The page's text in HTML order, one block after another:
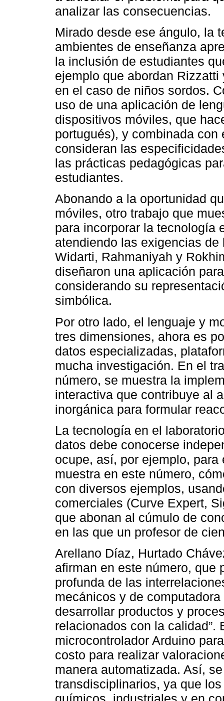
analizar las consecuencias.
Mirado desde ese ángulo, la
ambientes de enseñanza
la inclusión de estudiantes
ejemplo que abordan
en el caso de niños sordos.
uso de una aplicación de
dispositivos móviles, que
portugués), y combinada
consideran las
las prácticas pedagógicas
estudiantes.
Abonando a la oportunidad
móviles, otro trabajo que
para incorporar la tecnología
atendiendo las exigencias
Widarti, Rahmaniyah y
diseñaron una aplicación
considerando su
simbólica.
Por otro lado, el lenguaje y
tres dimensiones, ahora es
datos especializadas,
mucha investigación. En el
número, se muestra la
interactiva que contribuye al
inorgánica para formular
La tecnología en el
datos debe conocerse
ocupe, así, por ejemplo,
muestra en este número,
con diversos ejemplos,
comerciales (Curve Expert,
que abonan al cúmulo de
en las que un profesor de
Arellano Díaz, Hurtado
afirman en este número, que
profunda de las
mecánicos y de
desarrollar productos y
relacionados con la calidad”.
microcontrolador Arduino
costo para realizar
manera automatizada. Así,
transdisciplinarios, ya que